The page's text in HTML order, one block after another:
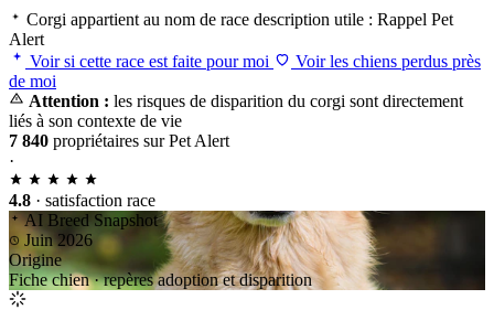
Corgi appartient au nom de race description utile : Rappel Pet
Alert
Voir si cette race est faite pour moi
Voir les chiens perdus près
de moi
Attention : les risques de disparition du corgi sont directement
liés à son contexte de vie
7 840 propriétaires sur Pet Alert
·
4.8 · satisfaction race
AI Breed Snapshot
Juin 2026
Origine
Fiche chien · repères adoption et disparition